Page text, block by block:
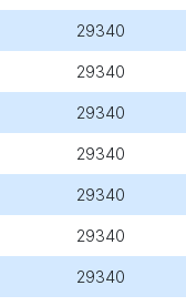
29340
29340
29340
29340
29340
29340
29340